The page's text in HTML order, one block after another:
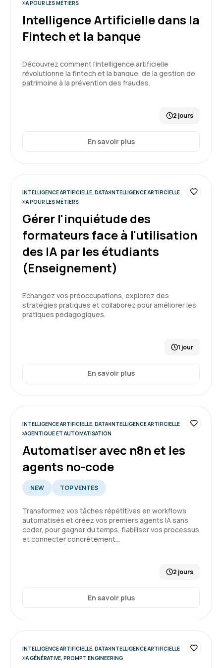
5
Formation riche. Au delà des exemples et de la
pratique, elle m'a donné une vision large sur l'IA
générative, ces opportunités, ses usages, ...
Formation : IA générative, état de l'art
Formation : IA générative, état de l'art
compétent dans le domaine.
Formation : IA, les fondamentaux
première connaissance de l'IA
Formation : IA, les fondamentaux
GARSMEUR L. Le 30/03/2026
Audrey T. Le 27/03/2026
IA POUR LES MÉTIERS
Intelligence Artificielle dans la
Fintech et la banque
Découvrez comment l'intelligence artificielle
révolutionne la fintech et la banque, de la gestion de
patrimoine à la prévention des fraudes.
2 jours
En savoir plus
INTELLIGENCE ARTIFICIELLE, DATA INTELLIGENCE ARTIFICIELLE
IA POUR LES MÉTIERS
Gérer l'inquiétude des
formateurs face à l'utilisation
des IA par les étudiants
(Enseignement)
Echangez vos préoccupations, explorez des
stratégies pratiques et collaborez pour améliorer les
pratiques pédagogiques.
1 jour
En savoir plus
INTELLIGENCE ARTIFICIELLE, DATA INTELLIGENCE ARTIFICIELLE
AGENTIQUE ET AUTOMATISATION
Automatiser avec n8n et les
agents no-code
NEW TOP VENTES
Transformez vos tâches répétitives en workflows
automatisés et créez vos premiers agents IA sans
coder, pour gagner du temps, fiabiliser vos processus
et connecter concrètement…
2 jours
En savoir plus
INTELLIGENCE ARTIFICIELLE, DATA INTELLIGENCE ARTIFICIELLE
IA GÉNÉRATIVE, PROMPT ENGINEERING